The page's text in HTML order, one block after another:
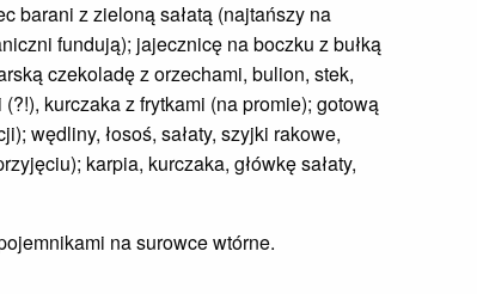
barani z zieloną sałatą (najtańszy na
fundują); jajecznicę na boczku z bułką
czekoladę z orzechami, bulion, stek,
kurczaka z frytkami (na promie); gotową
wędliny, łosoś, sałaty, szyjki rakowe,
karpia, kurczaka, główkę sałaty,
na surowce wtórne.